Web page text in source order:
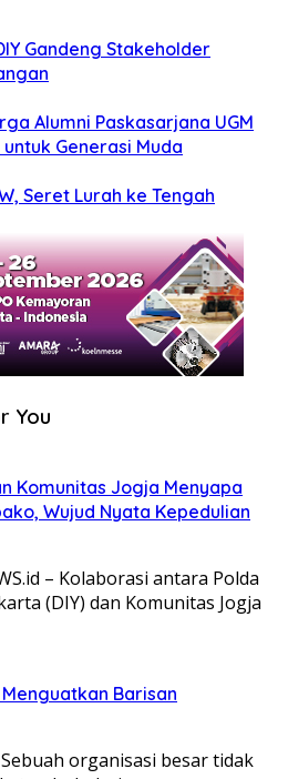
Gandeng Stakeholder
Alumni Paskasarjana UGM
Generasi Muda
Seret Lurah ke Tengah
You
Komunitas Jogja Menyapa
Wujud Nyata Kepedulian
– Kolaborasi antara Polda
(DIY) dan Komunitas Jogja
Barisan
Sebuah organisasi besar tidak